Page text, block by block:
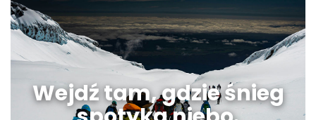
Wejdź tam, gdzie śnieg